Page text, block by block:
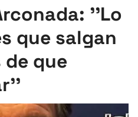
''Lo
que salgan
que